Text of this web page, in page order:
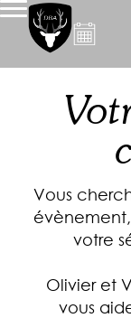
Vous
votre
Olivier et
vous